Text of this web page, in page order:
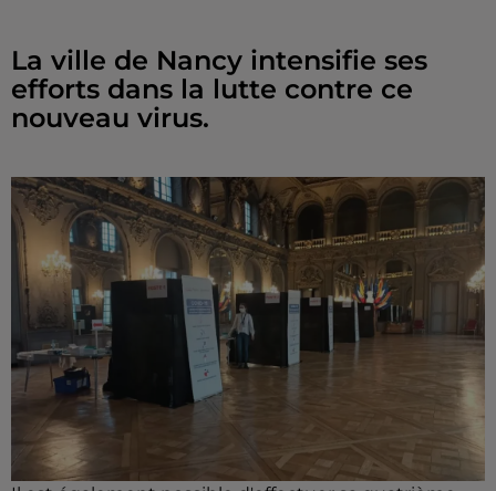
La ville de Nancy intensifie ses
efforts dans la lutte contre ce